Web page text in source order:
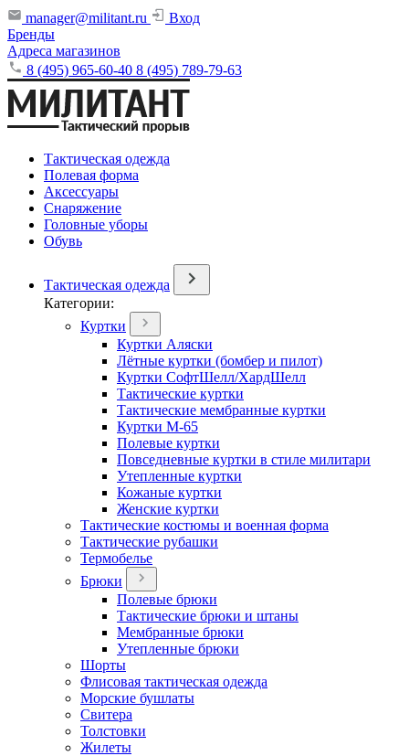
manager@militant.ru
Вход
Бренды
Адреса магазинов
8 (495) 965-60-40 8 (495) 789-79-63
Тактическая одежда
Полевая форма
Аксессуары
Снаряжение
Головные уборы
Обувь
Тактическая одежда
Категории:
Куртки
Куртки Аляски
Лётные куртки (бомбер и пилот)
Куртки СофтШелл/ХардШелл
Тактические куртки
Тактические мембранные куртки
Куртки М-65
Полевые куртки
Повседневные куртки в стиле милитари
Утепленные куртки
Кожаные куртки
Женские куртки
Тактические костюмы и военная форма
Тактические рубашки
Термобелье
Брюки
Полевые брюки
Тактические брюки и штаны
Мембранные брюки
Утепленные брюки
Шорты
Флисовая тактическая одежда
Морские бушлаты
Свитера
Толстовки
Жилеты